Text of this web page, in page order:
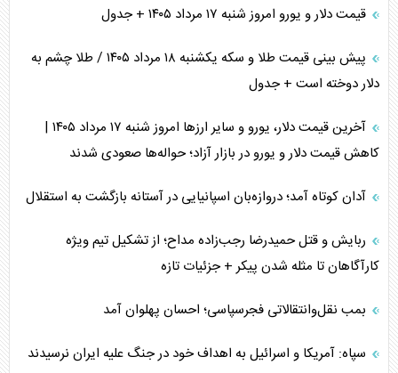
قیمت دلار و یورو امروز شنبه ۱۷ مرداد ۱۴۰۵ + جدول
پیش بینی قیمت طلا و سکه یکشنبه ۱۸ مرداد ۱۴۰۵ / طلا چشم به
دلار دوخته است + جدول
آخرین قیمت دلار، یورو و سایر ارز‌ها امروز شنبه ۱۷ مرداد ۱۴۰۵ |
کاهش قیمت دلار و یورو در بازار آزاد؛ حواله‌ها صعودی شدند
آدان کوتاه آمد؛ دروازه‌بان اسپانیایی در آستانه بازگشت به استقلال
ربایش و قتل حمیدرضا رجب‌زاده مداح؛ از تشکیل تیم ویژه
کارآگاهان تا مثله شدن پیکر + جزئیات تازه
بمب نقل‌وانتقالاتی فجرسپاسی؛ احسان پهلوان آمد
سپاه: آمریکا و اسرائیل به اهداف خود در جنگ علیه ایران نرسیدند